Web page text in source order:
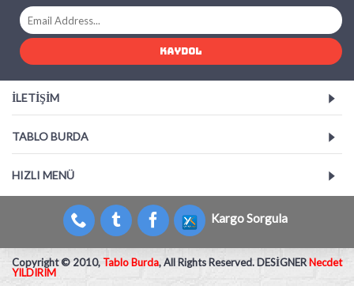
KAYDOL
İLETIŞIM
TABLO BURDA
HIZLI MENÜ
Kargo Sorgula
Copyright © 2010, Tablo Burda, All Rights Reserved. DESİGNERNecdet
YILDIRIM